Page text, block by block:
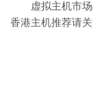
虚拟主机市
香港主机推荐请